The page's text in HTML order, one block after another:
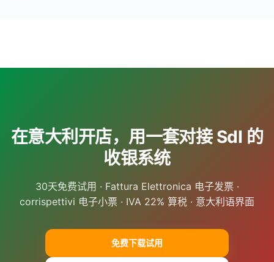
在意大利开店，用一套对接 SdI 的
收银系统
30天免费试用 · Fattura Elettronica 电子发票 ·
corrispettivi 电子小票 · IVA 22% 算税 · 意大利语界面
免费下载试用